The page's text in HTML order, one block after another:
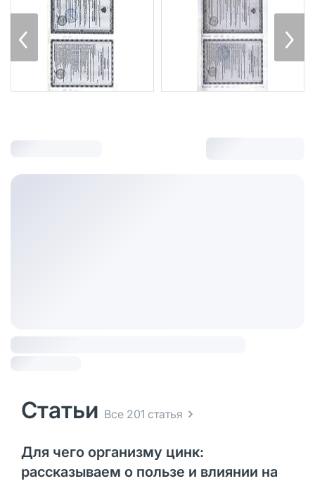
Статьи Все 201 статья
Для чего организму цинк:
рассказываем о пользе и влиянии на